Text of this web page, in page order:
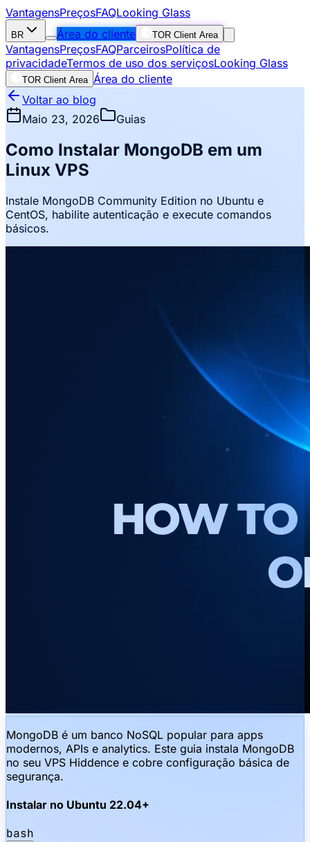
VantagensPreçosFAQLooking Glass
BR Área do cliente TOR Client Area
VantagensPreçosFAQParceirosPolítica de
privacidadeTermos de uso dos serviçosLooking Glass
TOR Client Area Área do cliente
Voltar ao blog
Maio 23, 2026
Guias
Como Instalar MongoDB em um
Linux VPS
Instale MongoDB Community Edition no Ubuntu e
CentOS, habilite autenticação e execute comandos
básicos.
MongoDB é um banco NoSQL popular para apps
modernos, APIs e analytics. Este guia instala MongoDB
no seu VPS Hiddence e cobre configuração básica de
segurança.
Instalar no Ubuntu 22.04+
bash